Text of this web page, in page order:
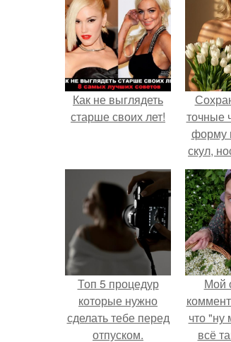
Как не выглядеть
старше своих лет!
точные
форму
скул,
Топ 5 процедур
которые нужно
сделать тебе перед
отпуском.
Мой
что "ну
всё